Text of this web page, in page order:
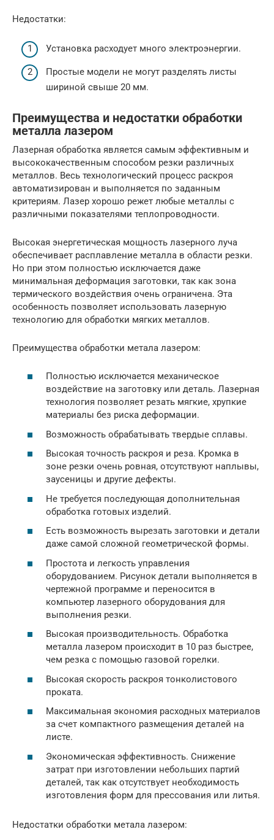
Недостатки:
Установка расходует много электроэнергии.
Простые модели не могут разделять листы
шириной свыше 20 мм.
Преимущества и недостатки обработки
металла лазером
Лазерная обработка является самым эффективным и
высококачественным способом резки различных
металлов. Весь технологический процесс раскроя
автоматизирован и выполняется по заданным
критериям. Лазер хорошо режет любые металлы с
различными показателями теплопроводности.
Высокая энергетическая мощность лазерного луча
обеспечивает расплавление металла в области резки.
Но при этом полностью исключается даже
минимальная деформация заготовки, так как зона
термического воздействия очень ограничена. Эта
особенность позволяет использовать лазерную
технологию для обработки мягких металлов.
Преимущества обработки метала лазером:
Полностью исключается механическое
воздействие на заготовку или деталь. Лазерная
технология позволяет резать мягкие, хрупкие
материалы без риска деформации.
Возможность обрабатывать твердые сплавы.
Высокая точность раскроя и реза. Кромка в
зоне резки очень ровная, отсутствуют наплывы,
заусеницы и другие дефекты.
Не требуется последующая дополнительная
обработка готовых изделий.
Есть возможность вырезать заготовки и детали
даже самой сложной геометрической формы.
Простота и легкость управления
оборудованием. Рисунок детали выполняется в
чертежной программе и переносится в
компьютер лазерного оборудования для
выполнения резки.
Высокая производительность. Обработка
металла лазером происходит в 10 раз быстрее,
чем резка с помощью газовой горелки.
Высокая скорость раскроя тонколистового
проката.
Максимальная экономия расходных материалов
за счет компактного размещения деталей на
листе.
Экономическая эффективность. Снижение
затрат при изготовлении небольших партий
деталей, так как отсутствует необходимость
изготовления форм для прессования или литья.
Недостатки обработки метала лазером: